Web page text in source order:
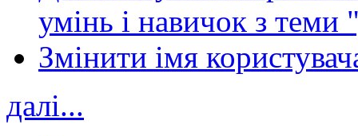
умінь і навичок з теми
Змінити імя
далі...